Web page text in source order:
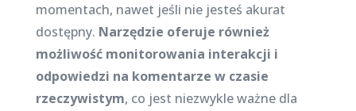
momentach, nawet jeśli nie jesteś akurat
dostępny. Narzędzie oferuje również
możliwość monitorowania interakcji i
odpowiedzi na komentarze w czasie
rzeczywistym, co jest niezwykle ważne dla